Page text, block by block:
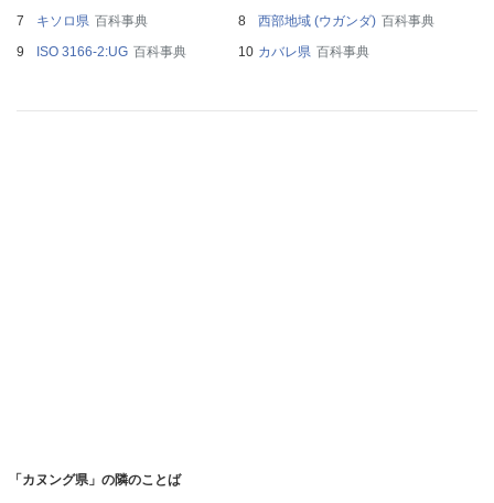
キソロ県 百科事典 西部地域 (ウガンダ) 百科事典
ISO 3166-2:UG 百科事典 カバレ県 百科事典
「カヌング県」の隣のことば